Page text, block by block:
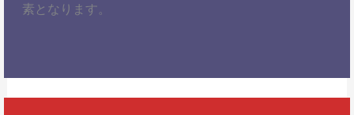
素となります。